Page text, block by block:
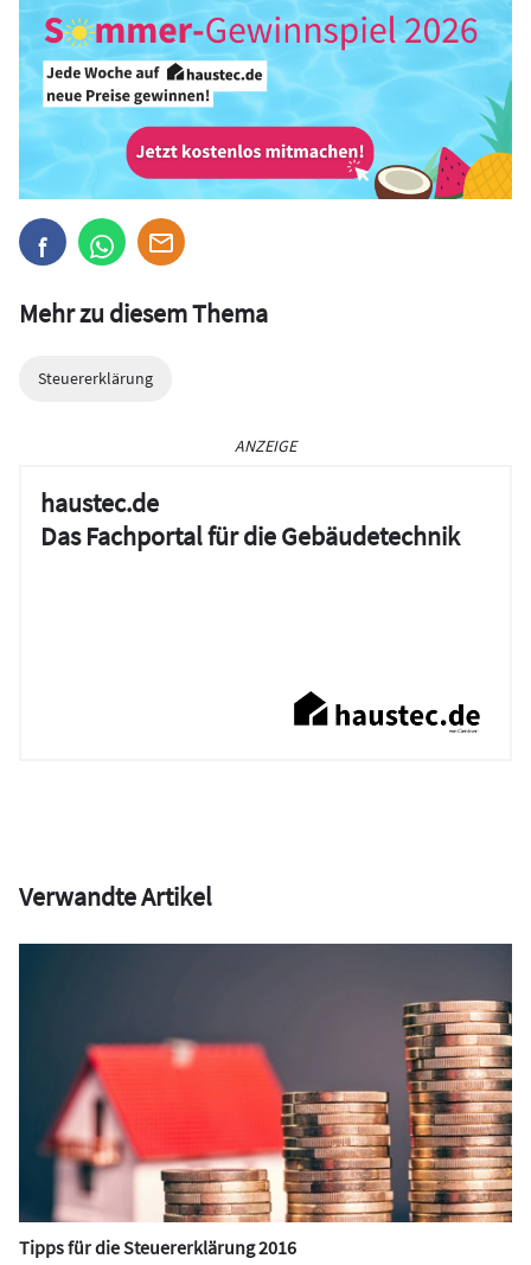
Mehr zu diesem Thema
Steuererklärung
ANZEIGE
haustec.de
Das Fachportal für die Gebäudetechnik
Verwandte Artikel
Tipps für die Steuererklärung 2016